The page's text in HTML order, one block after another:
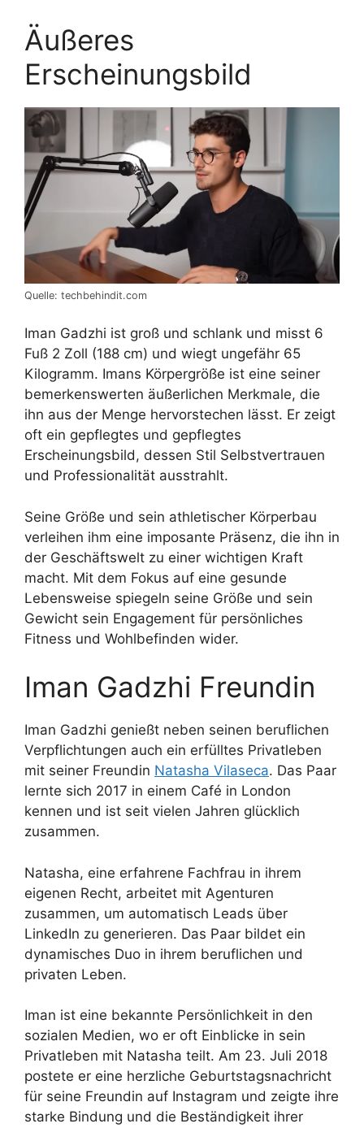
Äußeres
Erscheinungsbild
Quelle: techbehindit.com
Iman Gadzhi ist groß und schlank und misst 6
Fuß 2 Zoll (188 cm) und wiegt ungefähr 65
Kilogramm. Imans Körpergröße ist eine seiner
bemerkenswerten äußerlichen Merkmale, die
ihn aus der Menge hervorstechen lässt. Er zeigt
oft ein gepflegtes und gepflegtes
Erscheinungsbild, dessen Stil Selbstvertrauen
und Professionalität ausstrahlt.
Seine Größe und sein athletischer Körperbau
verleihen ihm eine imposante Präsenz, die ihn in
der Geschäftswelt zu einer wichtigen Kraft
macht. Mit dem Fokus auf eine gesunde
Lebensweise spiegeln seine Größe und sein
Gewicht sein Engagement für persönliches
Fitness und Wohlbefinden wider.
Iman Gadzhi Freundin
Iman Gadzhi genießt neben seinen beruflichen
Verpflichtungen auch ein erfülltes Privatleben
mit seiner Freundin Natasha Vilaseca. Das Paar
lernte sich 2017 in einem Café in London
kennen und ist seit vielen Jahren glücklich
zusammen.
Natasha, eine erfahrene Fachfrau in ihrem
eigenen Recht, arbeitet mit Agenturen
zusammen, um automatisch Leads über
LinkedIn zu generieren. Das Paar bildet ein
dynamisches Duo in ihrem beruflichen und
privaten Leben.
Iman ist eine bekannte Persönlichkeit in den
sozialen Medien, wo er oft Einblicke in sein
Privatleben mit Natasha teilt. Am 23. Juli 2018
postete er eine herzliche Geburtstagsnachricht
für seine Freundin auf Instagram und zeigte ihre
starke Bindung und die Beständigkeit ihrer